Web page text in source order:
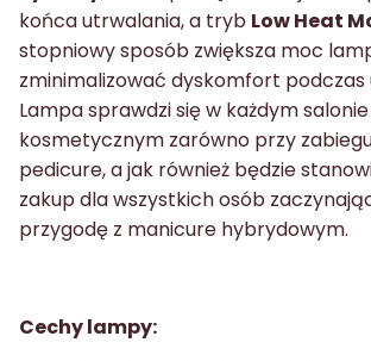
końca utrwalania, a tryb Low Heat
stopniowy sposób zwiększa moc
zminimalizować dyskomfort podczas
Lampa sprawdzi się w każdym salonie
kosmetycznym zarówno przy
pedicure, a jak również będzie
zakup dla wszystkich osób
przygodę z manicure hybrydowym.
Cechy lampy: